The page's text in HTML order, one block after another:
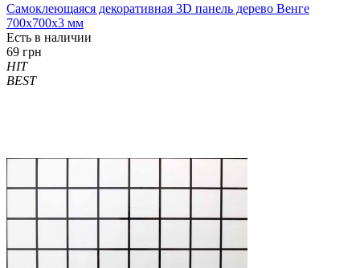
Самоклеющаяся декоративная 3D панель дерево Венге
700x700x3 мм
Есть в наличии
69 грн
HIT
BEST